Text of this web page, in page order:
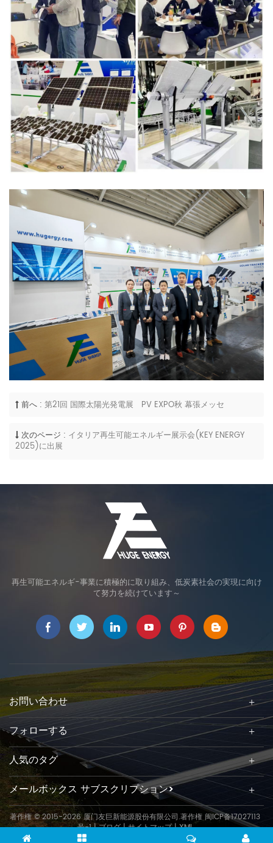
前へ : 第21回 国際太陽光発電展 PV EXPO秋 幕張メッセ
次のページ : イタリア再生可能エネルギー展示会(KEY ENERGY
2025)に出展
再生可能エネルギ-事業に積極的に取り組み、低炭素社会の実現に向け
て努力を続けています～
お問い合わせ
フォローする
人気のタグ
メールボックス サブスクリプション>
著作権 © 2015-2026 厦门友巨新能源股份有限公司.著作権闽ICP备17027113
号-1|ブログ|サイトマップ|XML